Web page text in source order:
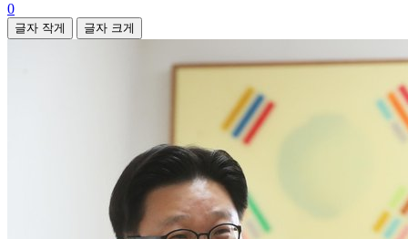
0
글자 작게 글자 크게